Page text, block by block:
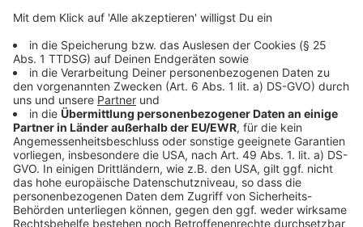
Maza wechselt von Berlin nach Leverkusen
Anzeige
Anzeige